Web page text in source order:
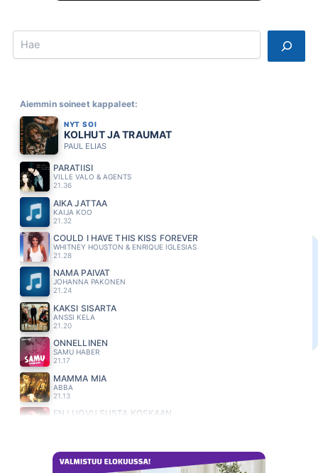
Search
Aiemmin soineet kappaleet:
NYT SOI
KOLHUT JA TRAUMAT
PAUL ELIAS
PARATIISI
VILLE VALO & AGENTS
21.36
AIKA JATTAA
KAIJA KOO
21.32
COULD I HAVE THIS KISS FOREVER
WHITNEY HOUSTON & ENRIQUE IGLESIAS
21.28
NÄMÄ PÄIVÄT
JOHANNA PAKONEN
21.24
KAKSI SISARTA
ANSSI KELA
21.20
ONNELLINEN
SAMU HABER
21.17
MAMMA MIA
ABBA
21.13
EN LUOVU SUSTA KOSKAAN
MODERN TALKING
21.06